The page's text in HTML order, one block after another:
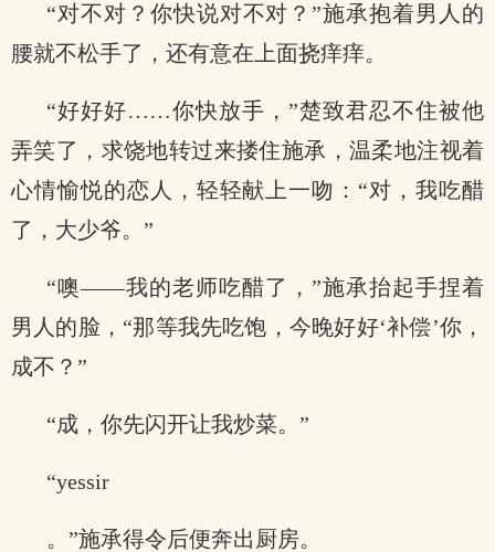
“对不对？你快说对不对？”施承抱着男人的
腰就不松手了，还有意在上面挠痒痒。
“好好好……你快放手，”楚致君忍不住被他
弄笑了，求饶地转过来搂住施承，温柔地注视着
心情愉悦的恋人，轻轻献上一吻：“对，我吃醋
了，大少爷。”
“噢——我的老师吃醋了，”施承抬起手捏着
男人的脸，“那等我先吃饱，今晚好好‘补偿’你，
成不？”
“成，你先闪开让我炒菜。”
“yessir
。”施承得令后便奔出厨房。